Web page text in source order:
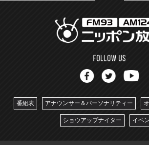
番組表 アナウンサー＆パーソナリティー
ショウアップナイター イベ